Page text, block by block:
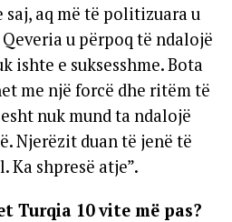
aq më të politizuara u
u përpoq të ndalojë
ishte e suksesshme. Bota
me një forcë dhe ritëm të
nuk mund ta ndalojë
Njerëzit duan të jenë të
shpresë atje”.
Turqia 10 vite më pas?